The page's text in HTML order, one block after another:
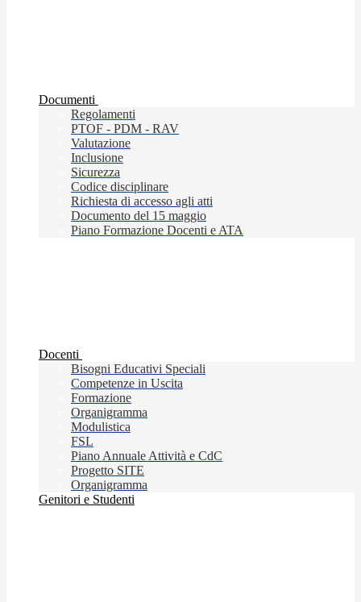
Documenti
Regolamenti
PTOF - PDM - RAV
Valutazione
Inclusione
Sicurezza
Codice disciplinare
Richiesta di accesso agli atti
Documento del 15 maggio
Piano Formazione Docenti e ATA
Docenti
Bisogni Educativi Speciali
Competenze in Uscita
Formazione
Organigramma
Modulistica
FSL
Piano Annuale Attività e CdC
Progetto SITE
Organigramma
Genitori e Studenti